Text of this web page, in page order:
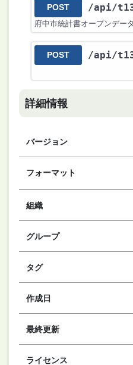
POST /api/
府中市統計書オープンデー
POST /api/
詳細情報
バージョン
フォーマット
組織
グループ
タグ
作成日
最終更新
ライセンス